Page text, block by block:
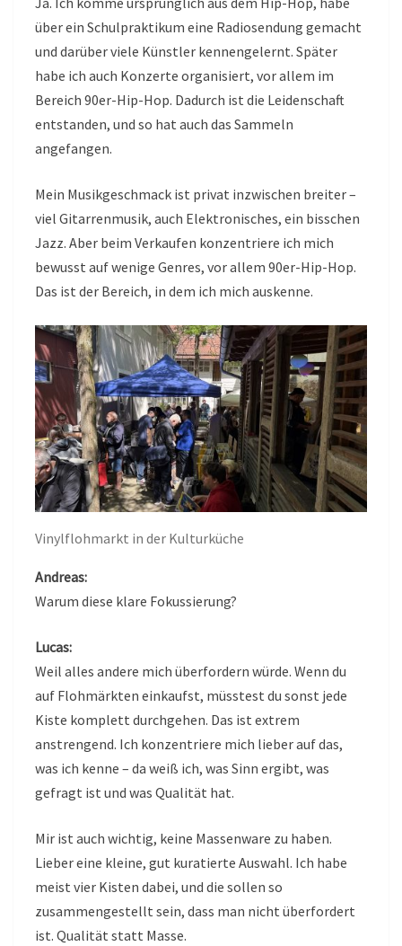
über ein Schulpraktikum eine Radiosendung gemacht
und darüber viele Künstler kennengelernt. Später
habe ich auch Konzerte organisiert, vor allem im
Bereich 90er-Hip-Hop. Dadurch ist die Leidenschaft
entstanden, und so hat auch das Sammeln
angefangen.
Mein Musikgeschmack ist privat inzwischen breiter –
viel Gitarrenmusik, auch Elektronisches, ein bisschen
Jazz. Aber beim Verkaufen konzentriere ich mich
bewusst auf wenige Genres, vor allem 90er-Hip-Hop.
Das ist der Bereich, in dem ich mich auskenne.
Vinylflohmarkt in der Kulturküche
Andreas:
Warum diese klare Fokussierung?
Lucas:
Weil alles andere mich überfordern würde. Wenn du
auf Flohmärkten einkaufst, müsstest du sonst jede
Kiste komplett durchgehen. Das ist extrem
anstrengend. Ich konzentriere mich lieber auf das,
was ich kenne – da weiß ich, was Sinn ergibt, was
gefragt ist und was Qualität hat.
Mir ist auch wichtig, keine Massenware zu haben.
Lieber eine kleine, gut kuratierte Auswahl. Ich habe
meist vier Kisten dabei, und die sollen so
zusammengestellt sein, dass man nicht überfordert
ist. Qualität statt Masse.